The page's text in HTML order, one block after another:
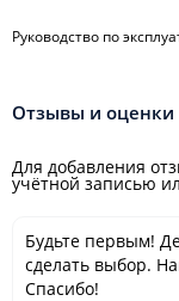
Руководство по
Отзывы и оценки
Для добавления
учётной записью
Будьте первым!
сделать выбор.
Спасибо!